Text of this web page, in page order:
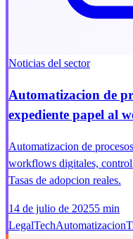
Noticias del sector
Automatizacion de
expediente papel al
Automatizacion de
workflows digitales,
Tasas de adopcion reales.
14 de julio de 20255 min
LegalTechAutomatizacion